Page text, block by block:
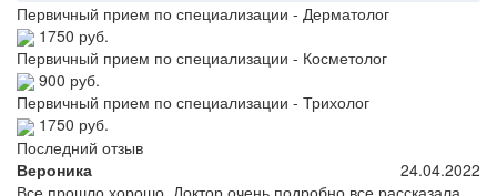
Первичный прием по специализации - Дерматолог
1750 руб.
Первичный прием по специализации - Косметолог
900 руб.
Первичный прием по специализации - Трихолог
1750 руб.
Последний отзыв
Вероника
24.04.2022
Все прошло хорошо. Доктор очень подробно все рассказала,